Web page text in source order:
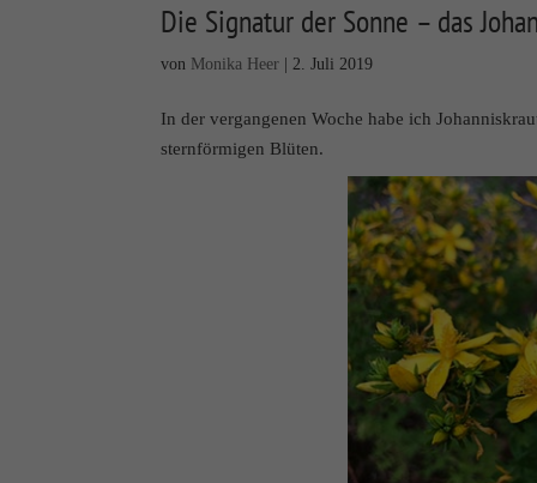
Die Signatur der Sonne – das
von Monika Heer |2. Juli 2019
In der vergangenen Woche habe ich
sternförmigen Blüten.